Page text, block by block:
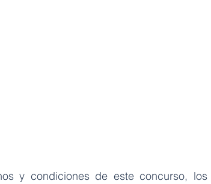
y condiciones de este concurso,